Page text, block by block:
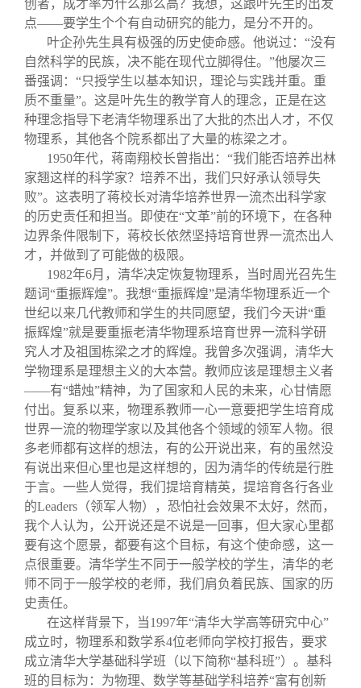
创者，成才率为什么那么高？我想，这跟叶先生的出发
点——要学生个个有自动研究的能力，是分不开的。
叶企孙先生具有极强的历史使命感。他说过：“没有
自然科学的民族，决不能在现代立脚得住。”他屡次三
番强调：“只授学生以基本知识，理论与实践并重。重
质不重量”。这是叶先生的教学育人的理念，正是在这
种理念指导下老清华物理系出了大批的杰出人才，不仅
物理系，其他各个院系都出了大量的栋梁之才。
1950年代，蒋南翔校长曾指出：“我们能否培养出林
家翘这样的科学家？培养不出，我们只好承认领导失
败”。这表明了蒋校长对清华培养世界一流杰出科学家
的历史责任和担当。即使在“文革”前的环境下，在各种
边界条件限制下，蒋校长依然坚持培育世界一流杰出人
才，并做到了可能做的极限。
1982年6月，清华决定恢复物理系，当时周光召先生
题词“重振辉煌”。我想“重振辉煌”是清华物理系近一个
世纪以来几代教师和学生的共同愿望，我们今天讲“重
振辉煌”就是要重振老清华物理系培育世界一流科学研
究人才及祖国栋梁之才的辉煌。我曾多次强调，清华大
学物理系是理想主义的大本营。教师应该是理想主义者
——有“蜡烛”精神，为了国家和人民的未来，心甘情愿
付出。复系以来，物理系教师一心一意要把学生培育成
世界一流的物理学家以及其他各个领域的领军人物。很
多老师都有这样的想法，有的公开说出来，有的虽然没
有说出来但心里也是这样想的，因为清华的传统是行胜
于言。一些人觉得，我们提培育精英，提培育各行各业
的Leaders（领军人物），恐怕社会效果不太好，然而，
我个人认为，公开说还是不说是一回事，但大家心里都
要有这个愿景，都要有这个目标，有这个使命感，这一
点很重要。清华学生不同于一般学校的学生，清华的老
师不同于一般学校的老师，我们肩负着民族、国家的历
史责任。
在这样背景下，当1997年“清华大学高等研究中心”
成立时，物理系和数学系4位老师向学校打报告，要求
成立清华大学基础科学班（以下简称“基科班”）。基科
班的目标为：为物理、数学等基础学科培养“富有创新